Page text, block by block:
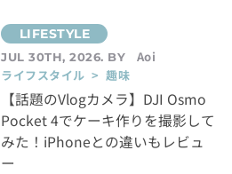
JUL 30TH, 2026. BY
Aoi
ライフスタイル > 趣味
【話題のVlogカメラ】DJI Osmo
Pocket 4でケーキ作りを撮影して
みた！iPhoneとの違いもレビュ
ー